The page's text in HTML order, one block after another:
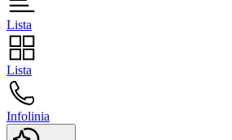
Lista
Lista
Infolinia